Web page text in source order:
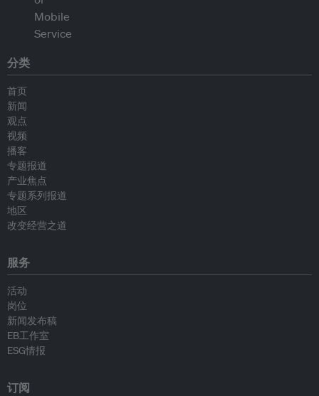
分类
首页
新闻
观点
视频
播客
专题报道
产业焦点
专题系列报道
地区
改变经营之道
服务
活动
岗位
新闻发布稿
EB工作室
ESG情报
订阅